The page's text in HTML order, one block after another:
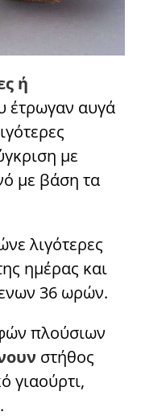
ή
έτρωγαν αυγά
με
με βάση τα
λιγότερες
ημέρας και
36 ωρών.
πλούσιων
στήθος
γιαούρτι,